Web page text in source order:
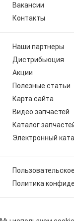
Вакансии
Контакты
Наши партнеры
Дистрибьюция
Акции
Полезные статьи
Карта сайта
Видео запчастей
Каталог
Электронный
Политика